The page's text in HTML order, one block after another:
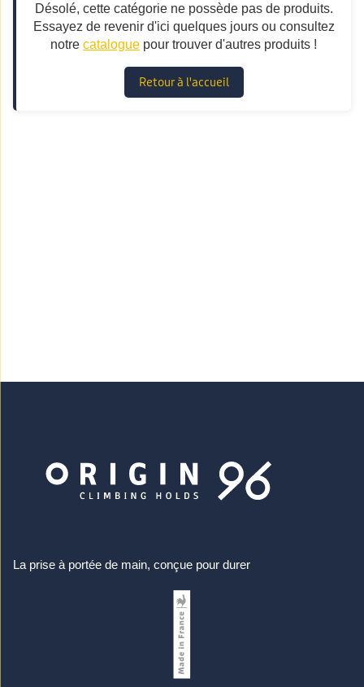
Désolé, cette catégorie ne possède pas de produits.
Essayez de revenir d'ici quelques jours ou consultez
notre catalogue pour trouver d'autres produits !
Retour à l'accueil
La prise à portée de main, conçue pour durer